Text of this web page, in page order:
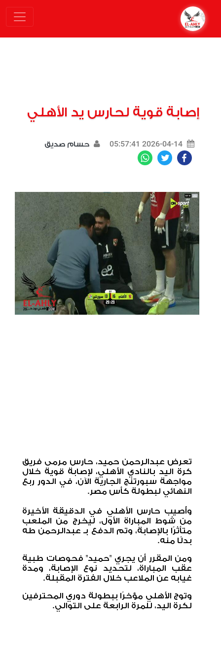
إصابة قوية لحارس يد الأهلي
2026-04-14 05:57:41 حسام صديق
Facebook
Twitter
تعرض عبدالرحمن حميد، حارس مرمى فريق
كرة اليد بالنادي الأهلي، لإصابة قوية خلال
مواجهة سبورتنج الجارية الآن، في الدور ربع
النهائي لبطولة كأس مصر.
وأُصيب حارس الأهلي في الدقيقة الأخيرة
من شوط المباراة الأول، ليخرج من الملعب
متأثرًا بالإصابة، وتم الدفع بـ عبدالرحمن طه
بدلًا منه.
ومن المقرر أن يجري "حميد" فحوصات طبية
عقب المباراة، لتحديد نوع الإصابة، ومدة
غيابه عن الملاعب خلال الفترة المقبلة.
وتوج الأهلي مؤخرًا ببطولة دوري المحترفين
لكرة اليد، للمرة الرابعة على التوالي.